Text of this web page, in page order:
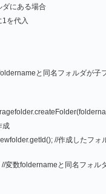
ダにある場合
を代入
と同名フォルダが子
成
//作成したフォ
変数foldernameと同名フォル